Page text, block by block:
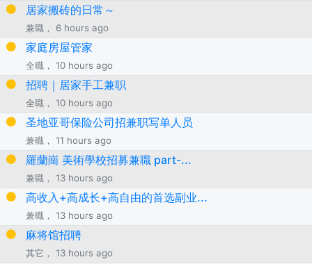
居家搬砖的日常～
兼職， 6 hours ago
家庭房屋管家
全職， 10 hours ago
招聘｜居家手工兼职
全職， 10 hours ago
圣地亚哥保险公司招兼职写单人员
兼職， 11 hours ago
羅蘭崗 美術學校招募兼職 part-...
兼職， 13 hours ago
高收入+高成长+高自由的首选副业...
兼職， 13 hours ago
麻将馆招聘
其它， 13 hours ago